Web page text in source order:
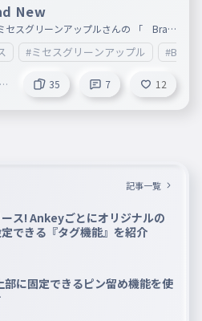
New
セスグリーンアップルさんの 「 Bran
すぅ。 この楽曲は、 映画『スパイダ
ニュー・デイ』（2026年7月31日公開
ファイギや映画の制作陣、監督らと 直
れたそう。 大切な人を守るために孤
ター・パーカー（スパイダーマン）の心
なくも爽快でアップビートな楽曲に仕
#ミセスグリーンアップル
35 7 12
記事一覧
ス! Ankeyごとにオリジナルの
できる『タグ機能』を紹介
に固定できるピン留め機能を使